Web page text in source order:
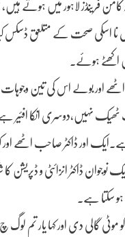
فرینڈز لاہور میں ہوتے ہیں،
اسکی صحت کے متلعق ڈسکس
اکھٹے ہوئے۔
اور بولے اس کی تین وجوہات
نہیں،دوسری انکا افئیر
ہے۔ایک اور ڈاکٹر صاحب اٹھے
نوجوان ڈاکٹر انزائٹی و
سکتا ہے۔
موٹی گالی دی اور کہا یار تم لوگ